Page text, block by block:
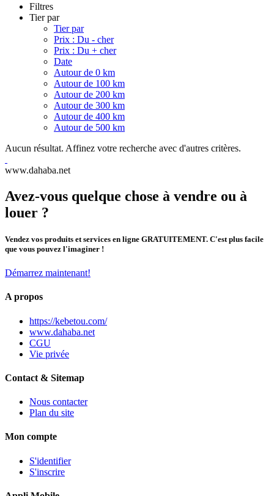
Filtres
Tier par
Tier par
Prix : Du - cher
Prix : Du + cher
Date
Autour de 0 km
Autour de 100 km
Autour de 200 km
Autour de 300 km
Autour de 400 km
Autour de 500 km
Aucun résultat. Affinez votre recherche avec d'autres critères.
www.dahaba.net
Avez-vous quelque chose à vendre ou à
louer ?
Vendez vos produits et services en ligne GRATUITEMENT. C'est plus facile
que vous pouvez l'imaginer !
Démarrez maintenant!
A propos
https://kebetou.com/
www.dahaba.net
CGU
Vie privée
Contact & Sitemap
Nous contacter
Plan du site
Mon compte
S'identifier
S'inscrire